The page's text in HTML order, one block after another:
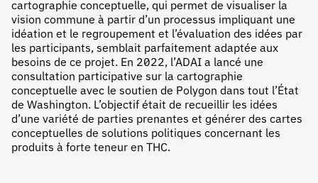
cartographie conceptuelle, qui permet de visualiser la
vision commune à partir d’un processus impliquant une
idéation et le regroupement et l’évaluation des idées par
les participants, semblait parfaitement adaptée aux
besoins de ce projet. En 2022, l’ADAI a lancé une
consultation participative sur la cartographie
conceptuelle avec le soutien de Polygon dans tout l’État
de Washington. L’objectif était de recueillir les idées
d’une variété de parties prenantes et générer des cartes
conceptuelles de solutions politiques concernant les
produits à forte teneur en THC.